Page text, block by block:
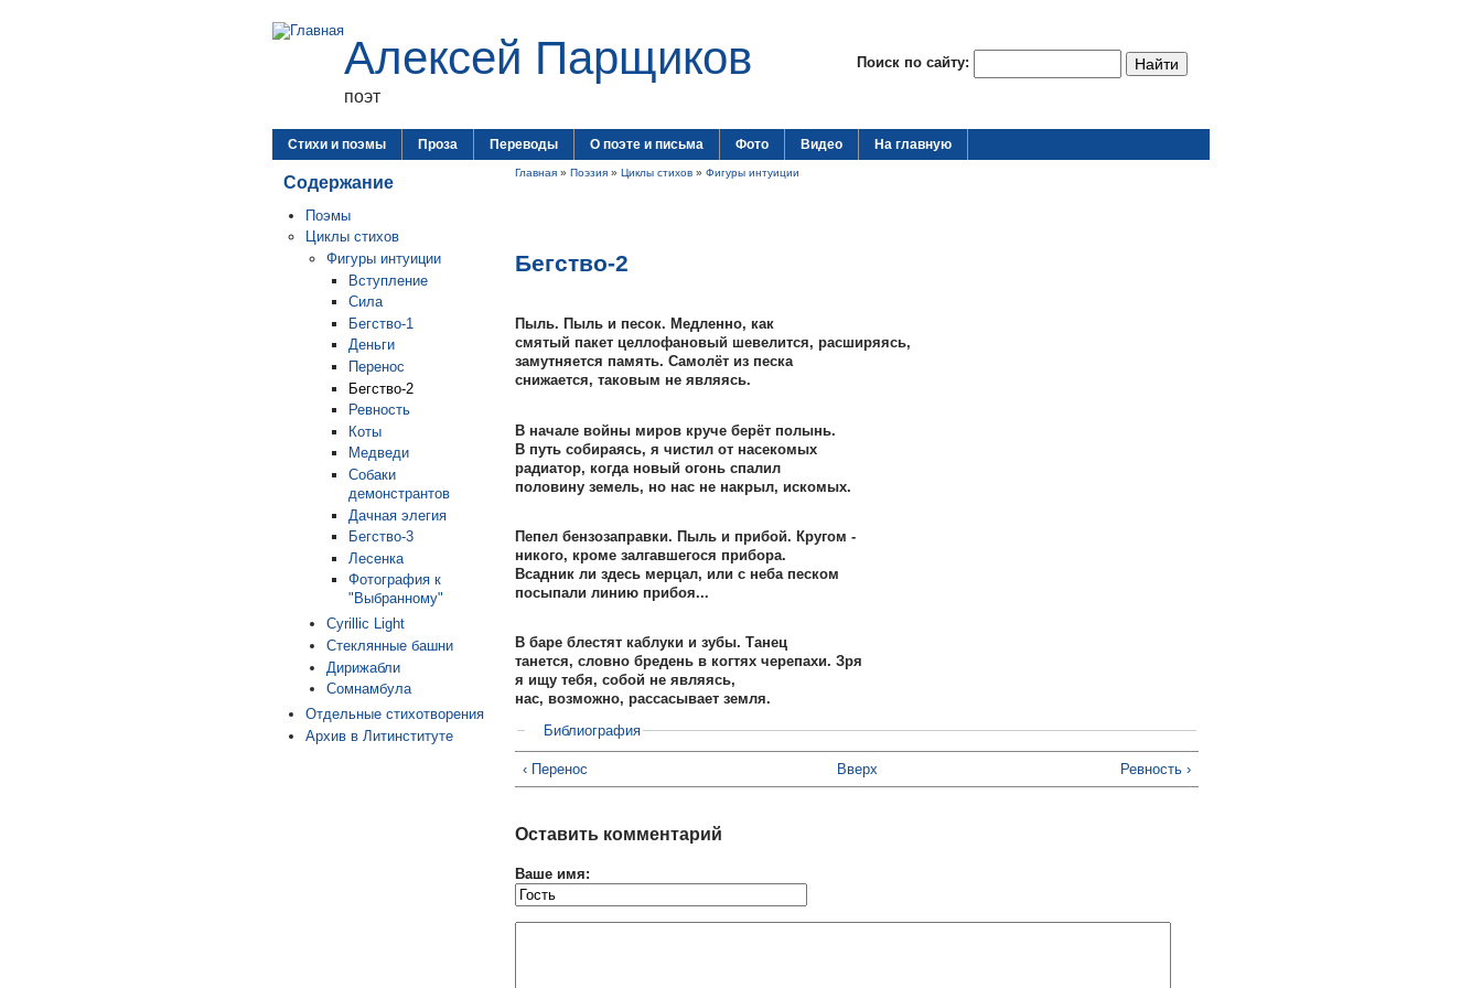
Поиск по сайту:
Алексей Парщиков
поэт
Стихи и поэмы Проза Переводы О поэте и письма Фото Видео На главную
Содержание
Поэмы
Циклы стихов
Фигуры интуиции
Вступление
Сила
Бегство-1
Деньги
Перенос
Бегство-2
Ревность
Коты
Медведи
Собаки
демонстрантов
Дачная элегия
Бегство-3
Лесенка
Фотография к
"Выбранному"
Cyrillic Light
Стеклянные башни
Дирижабли
Сомнамбула
Отдельные стихотворения
Архив в Литинституте
Главная » Поэзия » Циклы стихов » Фигуры интуиции
Бегство-2
Пыль. Пыль и песок. Медленно, как
смятый пакет целлофановый шевелится, расширяясь,
замутняется память. Самолёт из песка
снижается, таковым не являясь.
В начале войны миров круче берёт полынь.
В путь собираясь, я чистил от насекомых
радиатор, когда новый огонь спалил
половину земель, но нас не накрыл, искомых.
Пепел бензозаправки. Пыль и прибой. Кругом -
никого, кроме залгавшегося прибора.
Всадник ли здесь мерцал, или с неба песком
посыпали линию прибоя...
В баре блестят каблуки и зубы. Танец
танется, словно бредень в когтях черепахи. Зря
я ищу тебя, собой не являясь,
нас, возможно, рассасывает земля.
Библиография
‹ Перенос Вверх Ревность ›
Оставить комментарий
Ваше имя: